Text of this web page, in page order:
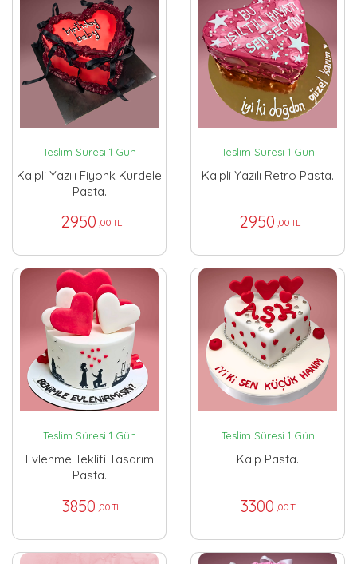
Teslim Süresi 1 Gün
Kalpli Yazılı Fiyonk Kurdele
Pasta.
2950 ,00 TL
Teslim Süresi 1 Gün
Kalpli Yazılı Retro Pasta.
2950 ,00 TL
Teslim Süresi 1 Gün
Evlenme Teklifi Tasarım
Pasta.
3850 ,00 TL
Teslim Süresi 1 Gün
Kalp Pasta.
3300 ,00 TL